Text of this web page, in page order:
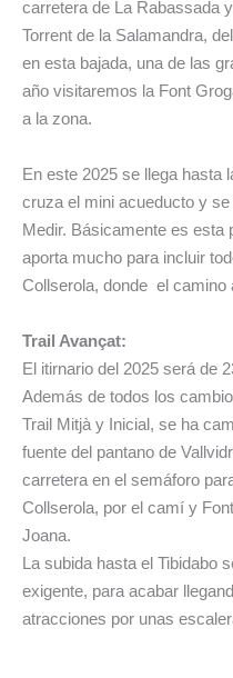
carretera de La Rabassada
Torrent de la Salamandra,
en esta bajada, una de las
año visitaremos la Font
a la zona.
En este 2025 se llega hasta
cruza el mini acueducto y
Medir. Básicamente es esta
aporta mucho para incluir
Collserola, donde el camino
Trail Avançat:
El itirnario del 2025 será de
Además de todos los
Trail Mitjà y Inicial, se ha
fuente del pantano de
carretera en el semáforo
Collserola, por el camí y
Joana.
La subida hasta el Tibidabo
exigente, para acabar
atracciones por unas